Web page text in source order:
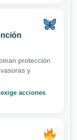
protección
y
acciones